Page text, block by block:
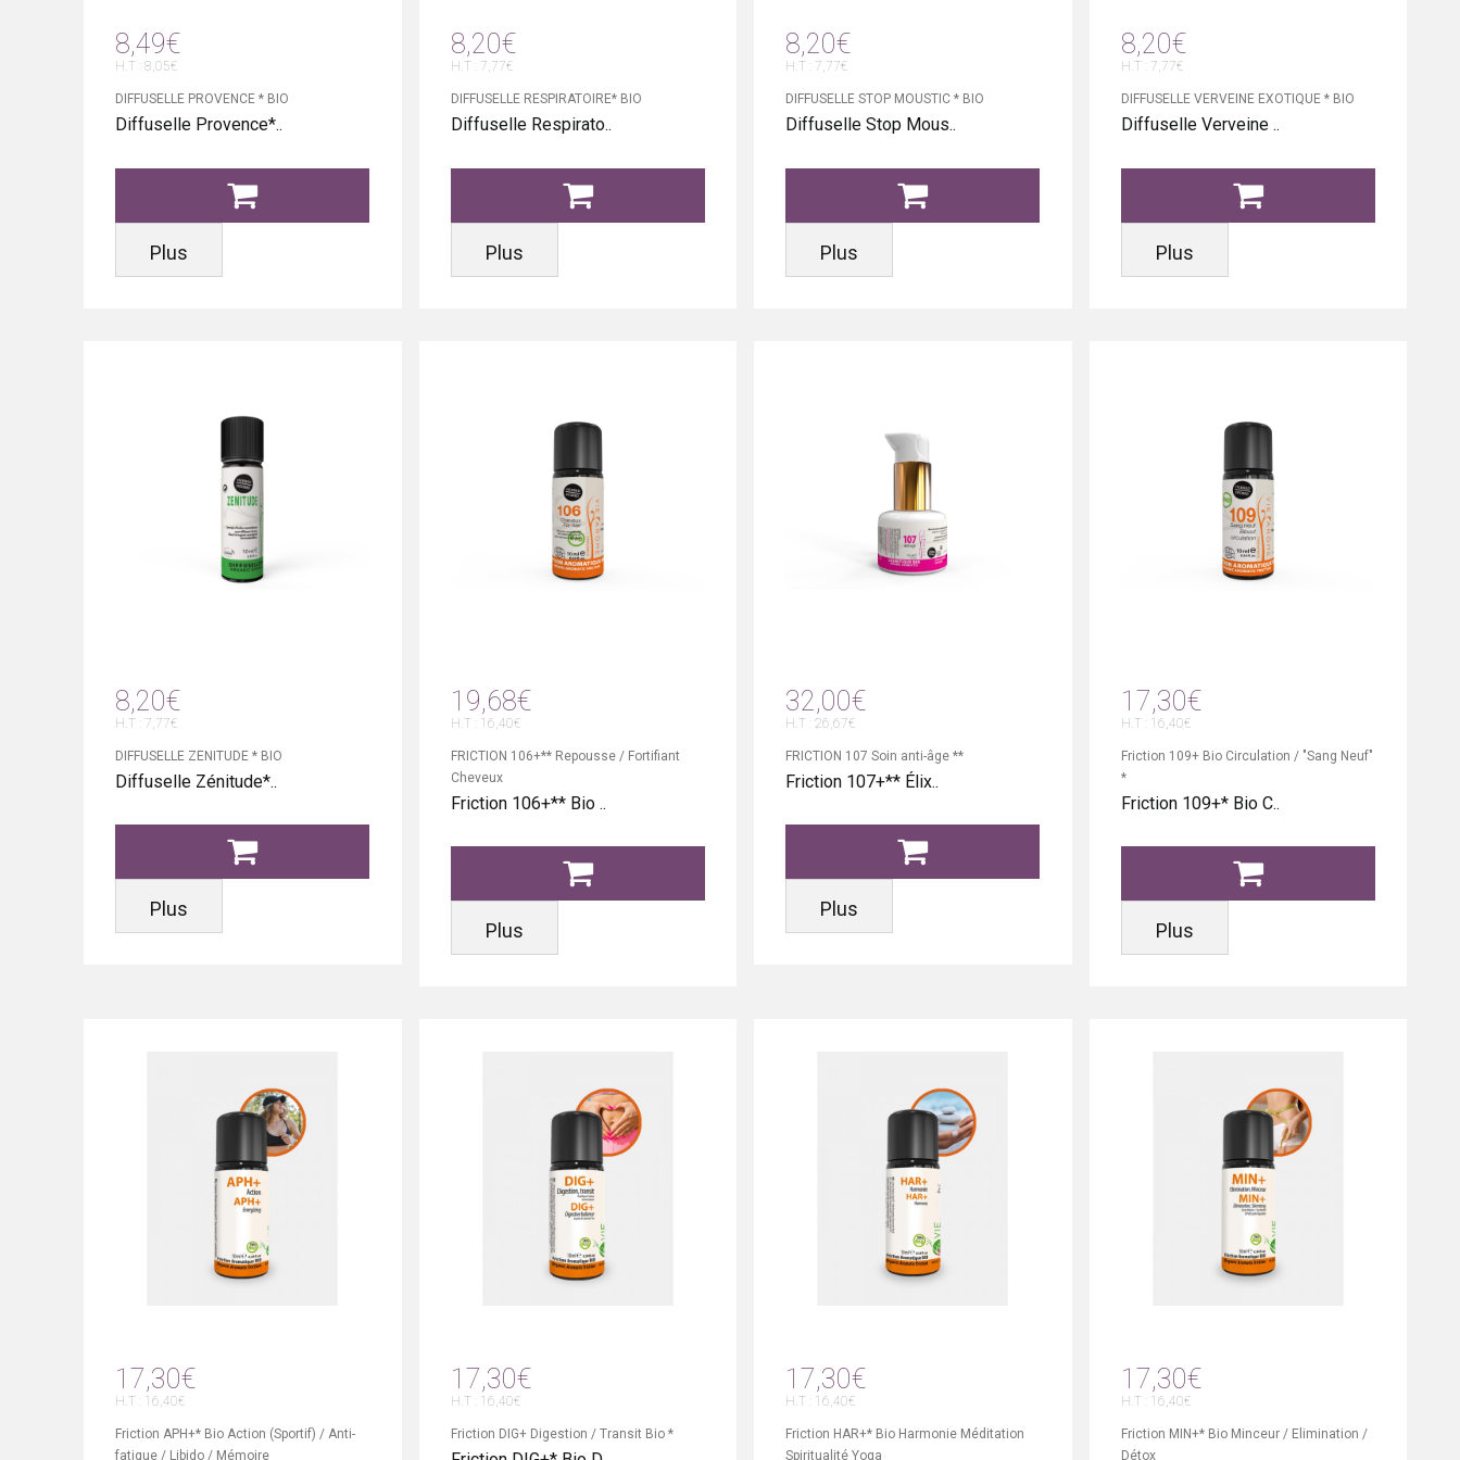
8,49€
H.T : 8,05€
DIFFUSELLE PROVENCE * BIO
Diffuselle Provence*..
Plus
8,20€
H.T : 7,77€
DIFFUSELLE RESPIRATOIRE* BIO
Diffuselle Respirato..
Plus
8,20€
H.T : 7,77€
DIFFUSELLE STOP MOUSTIC * BIO
Diffuselle Stop Mous..
Plus
8,20€
H.T : 7,77€
DIFFUSELLE VERVEINE EXOTIQUE * BIO
Diffuselle Verveine ..
Plus
8,20€
H.T : 7,77€
DIFFUSELLE ZENITUDE * BIO
Diffuselle Zénitude*..
Plus
19,68€
H.T : 16,40€
FRICTION 106+** Repousse / Fortifiant
Cheveux
Friction 106+** Bio ..
Plus
32,00€
H.T : 26,67€
FRICTION 107 Soin anti-âge **
Friction 107+** Élix..
Plus
17,30€
H.T : 16,40€
Friction 109+ Bio Circulation / "Sang Neuf"
*
Friction 109+* Bio C..
Plus
17,30€
H.T : 16,40€
Friction APH+* Bio Action (Sportif) / Anti-
fatigue / Libido / Mémoire
17,30€
H.T : 16,40€
Friction DIG+ Digestion / Transit Bio *
17,30€
H.T : 16,40€
Friction HAR+* Bio Harmonie Méditation
Spiritualité Yoga
17,30€
H.T : 16,40€
Friction MIN+* Bio Minceur / Elimination /
Détox